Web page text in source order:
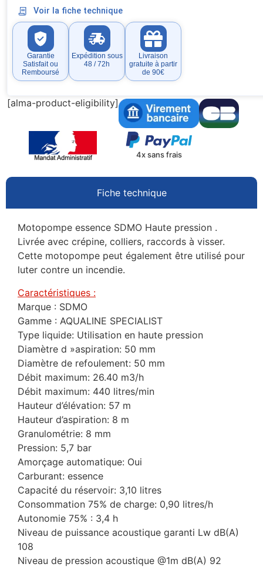
Voir la fiche technique
Garantie
Satisfait ou
Remboursé
Expédition sous
48 / 72h
Livraison
gratuite à partir
de 90€
[alma-product-eligibility]
4x sans frais
Fiche technique
Motopompe essence SDMO Haute pression .
Livrée avec crépine, colliers, raccords à visser.
Cette motopompe peut également être utilisé pour
luter contre un incendie.
Caractéristiques :
Marque : SDMO
Gamme : AQUALINE SPECIALIST
Type liquide: Utilisation en haute pression
Diamètre d »aspiration: 50 mm
Diamètre de refoulement: 50 mm
Débit maximum: 26.40 m3/h
Débit maximum: 440 litres/min
Hauteur d’élévation: 57 m
Hauteur d’aspiration: 8 m
Granulométrie: 8 mm
Pression: 5,7 bar
Amorçage automatique: Oui
Carburant: essence
Capacité du réservoir: 3,10 litres
Consommation 75% de charge: 0,90 litres/h
Autonomie 75% : 3,4 h
Niveau de puissance acoustique garanti Lw dB(A)
108
Niveau de pression acoustique @1m dB(A) 92